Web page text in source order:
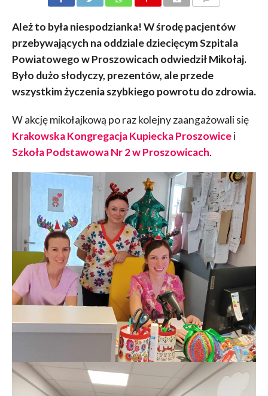
Ależ to była niespodzianka! W środę pacjentów
przebywających na oddziale dziecięcym Szpitala
Powiatowego w Proszowicach odwiedził Mikołaj.
Było dużo słodyczy, prezentów, ale przede
wszystkim życzenia szybkiego powrotu do zdrowia.
W akcję mikołajkową po raz kolejny zaangażowali się
Krakowska Kongregacja Kupiecka Proszowicei
Szkoła Podstawowa Nr 2 w Proszowicach.